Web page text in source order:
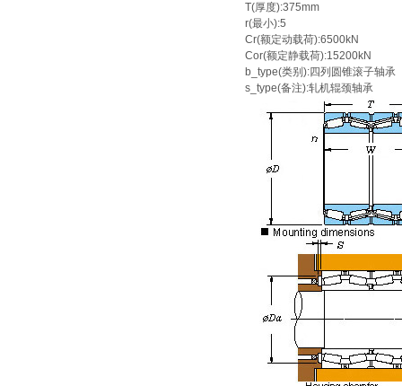
T(厚度):375mm
r(最小):5
Cr(额定动载荷):6500kN
Cor(额定静载荷):15200kN
b_type(类别):四列圆锥滚子轴承
s_type(备注):轧机辊颈轴承